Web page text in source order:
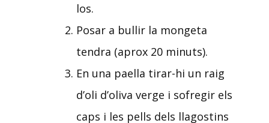
los.
Posar a bullir la mongeta
tendra (aprox 20 minuts).
En una paella tirar-hi un raig
d’oli d’oliva verge i sofregir els
caps i les pells dels llagostins